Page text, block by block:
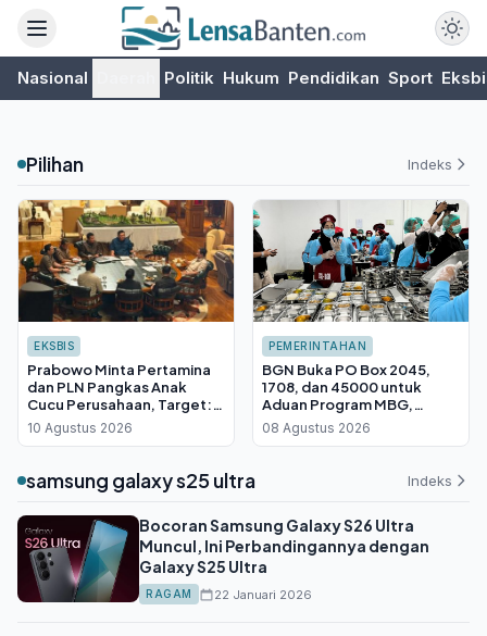
Nasional Politik Hukum Pendidikan Sport
Pilihan Indeks
EKSBIS
Prabowo Minta Pertamina
dan PLN Pangkas Anak
Cucu Perusahaan, Target:
Keputusan Lebih Cepat dan
Efisiensi Terjaga
10 Agustus 2026
PEMERINTAHAN
BGN Buka PO Box 2045,
1708, dan 45000 untuk
Aduan Program MBG,
Laporan Dikelola Langsung
Kepala Badan
08 Agustus 2026
samsung galaxy s25 ultra Indeks
Bocoran Samsung Galaxy S26 Ultra
Muncul, Ini Perbandingannya dengan
Galaxy S25 Ultra
RAGAM 22 Januari 2026